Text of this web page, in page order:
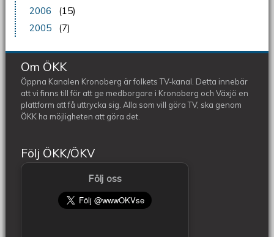
2006
(15)
2005
(7)
Om ÖKK
Öppna Kanalen Kronoberg är folkets TV-kanal. Detta innebär
att vi finns till för att ge medborgare i Kronoberg och Växjö en
plattform att få uttrycka sig. Alla som vill göra TV, ska genom
ÖKK ha möjligheten att göra det.
Följ ÖKK/ÖKV
Följ oss